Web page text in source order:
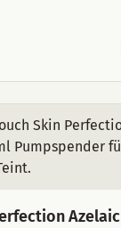
Azelaic